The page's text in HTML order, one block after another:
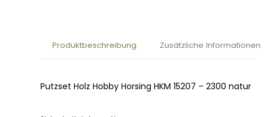
Produktbeschreibung Zusätzliche Informationen
Putzset Holz Hobby Horsing HKM 15207 – 2300 natur